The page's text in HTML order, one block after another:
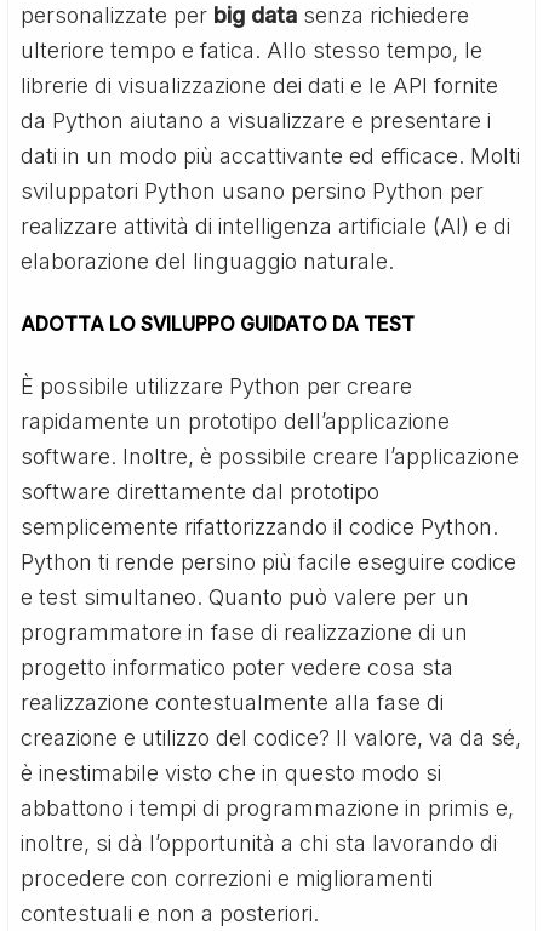
personalizzate per big data senza richiedere
ulteriore tempo e fatica. Allo stesso tempo, le
librerie di visualizzazione dei dati e le API fornite
da Python aiutano a visualizzare e presentare i
dati in un modo più accattivante ed efficace. Molti
sviluppatori Python usano persino Python per
realizzare attività di intelligenza artificiale (AI) e di
elaborazione del linguaggio naturale.
ADOTTA LO SVILUPPO GUIDATO DA TEST
È possibile utilizzare Python per creare
rapidamente un prototipo dell’applicazione
software. Inoltre, è possibile creare l’applicazione
software direttamente dal prototipo
semplicemente rifattorizzando il codice Python.
Python ti rende persino più facile eseguire codice
e test simultaneo. Quanto può valere per un
programmatore in fase di realizzazione di un
progetto informatico poter vedere cosa sta
realizzazione contestualmente alla fase di
creazione e utilizzo del codice? Il valore, va da sé,
è inestimabile visto che in questo modo si
abbattono i tempi di programmazione in primis e,
inoltre, si dà l’opportunità a chi sta lavorando di
procedere con correzioni e miglioramenti
contestuali e non a posteriori.